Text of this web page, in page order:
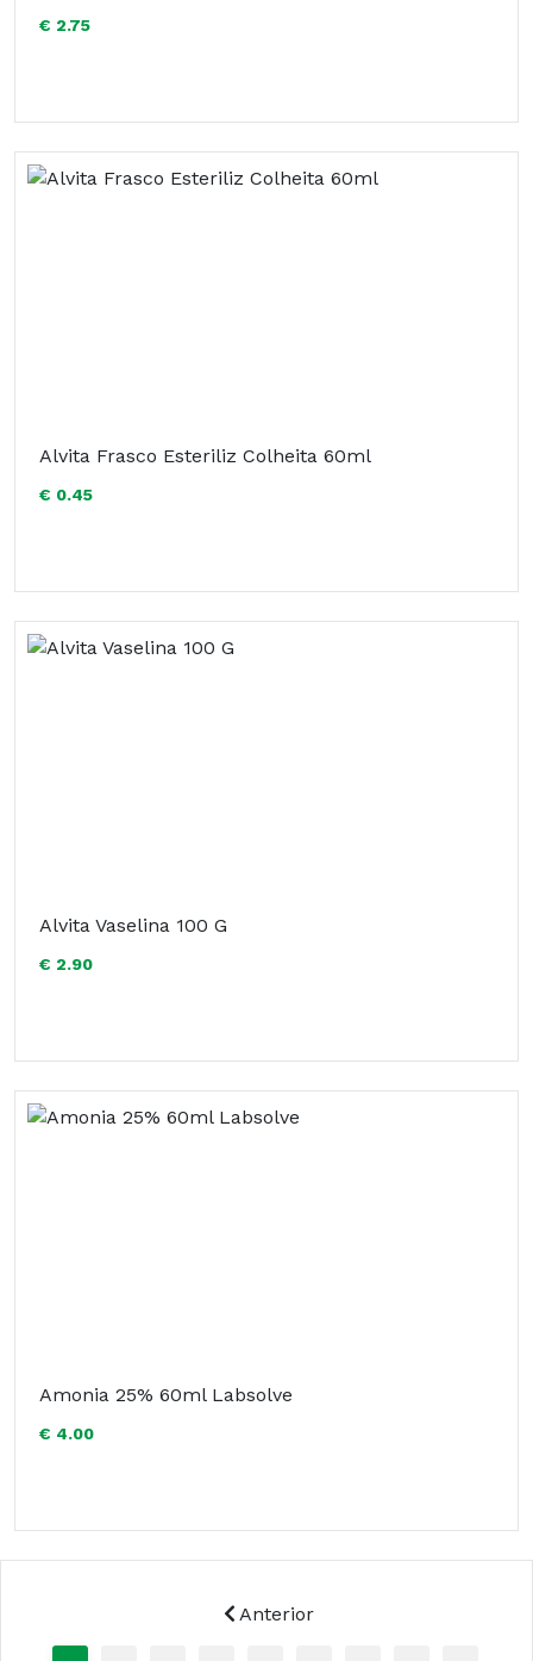
€ 2.75
Alvita Frasco Esteriliz Colheita 60ml
€ 0.45
Alvita Vaselina 100 G
€ 2.90
Amonia 25% 60ml Labsolve
€ 4.00
Anterior